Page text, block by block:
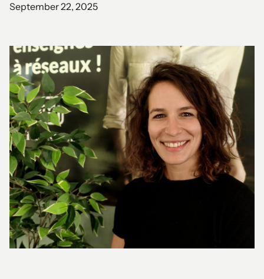
September 22, 2025